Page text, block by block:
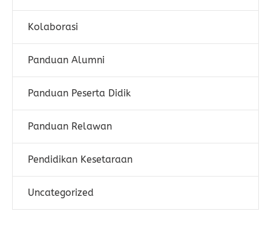
Kolaborasi
Panduan Alumni
Panduan Peserta Didik
Panduan Relawan
Pendidikan Kesetaraan
Uncategorized